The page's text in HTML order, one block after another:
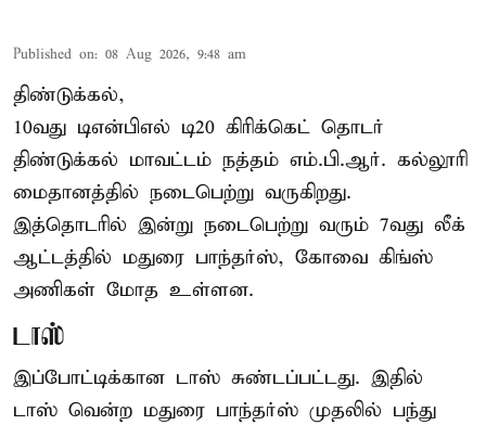
Published on: 08 Aug 2026, 9:48 am
திண்டுக்கல்,
10வது டிஎன்பிஎல் டி20 கிரிக்கெட் தொடர்
திண்டுக்கல் மாவட்டம் நத்தம் எம்.பி.ஆர். கல்லூரி
மைதானத்தில் நடைபெற்று வருகிறது.
இத்தொடரில் இன்று நடைபெற்று வரும் 7வது லீக்
ஆட்டத்தில் மதுரை பாந்தர்ஸ், கோவை கிங்ஸ்
அணிகள் மோத உள்ளன.
டாஸ்
இப்போட்டிக்கான டாஸ் சுண்டப்பட்டது. இதில்
டாஸ் வென்ற மதுரை பாந்தர்ஸ் முதலில் பந்து